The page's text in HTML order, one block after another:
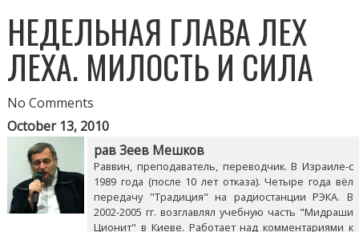
НЕДЕЛЬНАЯ ГЛАВА ЛЕХ
ЛЕХА. МИЛОСТЬ И СИЛА
No Comments
October 13, 2010
рав Зеев Мешков
Раввин, преподаватель, переводчик. В Израиле-с
1989 года (после 10 лет отказа). Четыре года вёл
передачу "Традиция" на радиостанции РЭКА. В
2002-2005 гг. возглавлял учебную часть "Мидраши
Ционит" в Киеве. Работает над комментариями к